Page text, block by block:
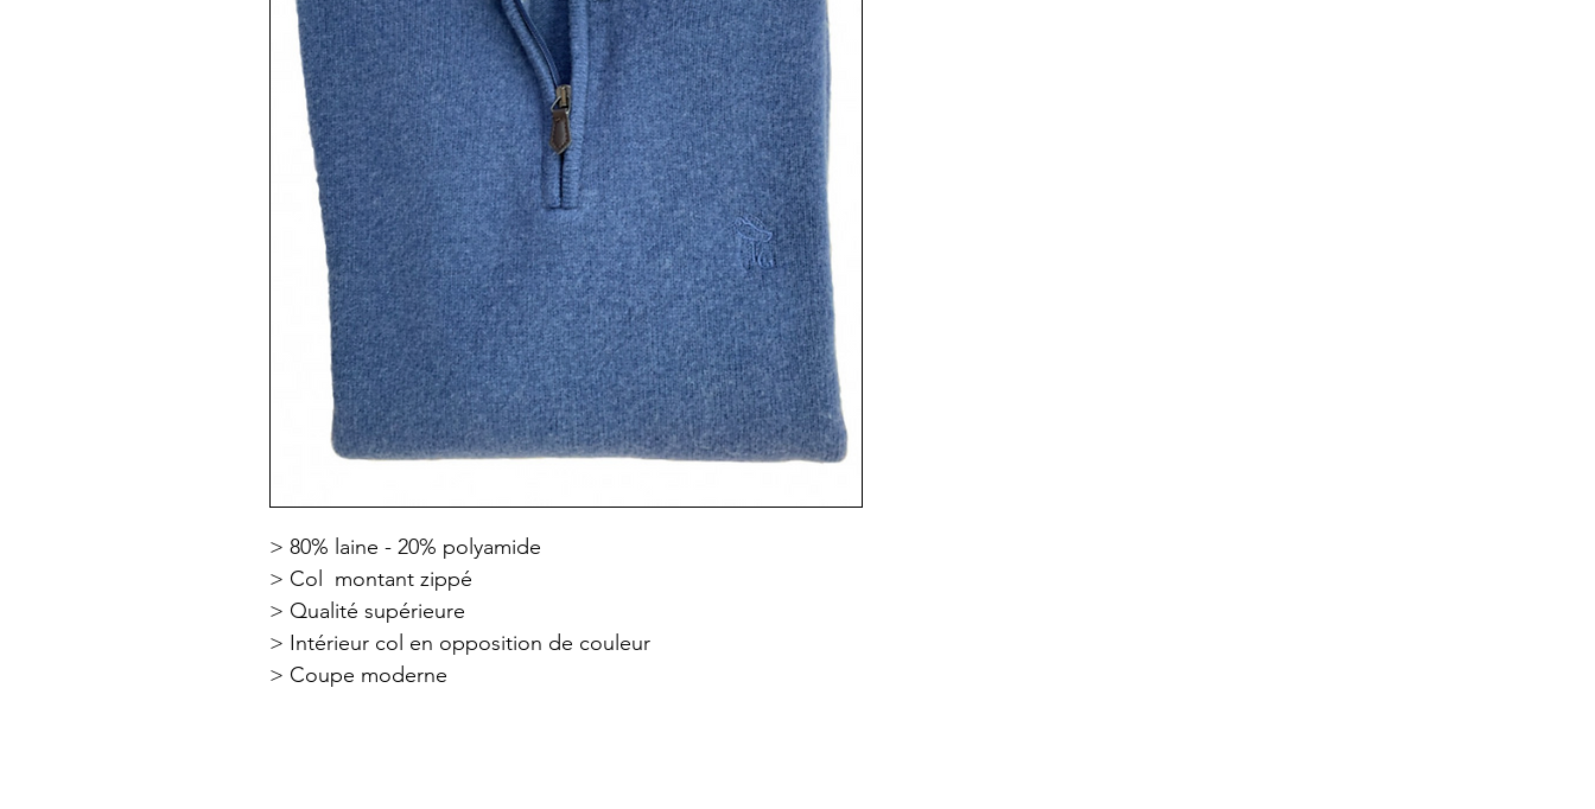
> 80% laine - 20% polyamide
> Col montant zippé
> Qualité supérieure
> Intérieur col en opposition de couleur
> Coupe moderne